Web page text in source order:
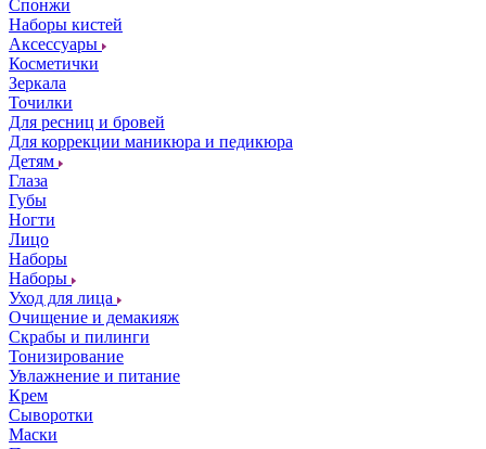
Спонжи
Наборы кистей
Аксессуары
Косметички
Зеркала
Точилки
Для ресниц и бровей
Для коррекции маникюра и педикюра
Детям
Глаза
Губы
Ногти
Лицо
Наборы
Наборы
Уход для лица
Очищение и демакияж
Скрабы и пилинги
Тонизирование
Увлажнение и питание
Крем
Сыворотки
Маски